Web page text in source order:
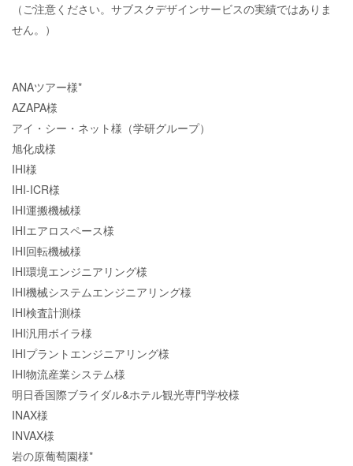
（ご注意ください。サブスクデザインサービスの実績ではありま
せん。）
ANAツアー様*
AZAPA様
アイ・シー・ネット様（学研グループ）
旭化成様
IHI様
IHI-ICR様
IHI運搬機械様
IHIエアロスペース様
IHI回転機械様
IHI環境エンジニアリング様
IHI機械システムエンジニアリング様
IHI検査計測様
IHI汎用ボイラ様
IHIプラントエンジニアリング様
IHI物流産業システム様
明日香国際ブライダル&ホテル観光専門学校様
INAX様
INVAX様
岩の原葡萄園様*